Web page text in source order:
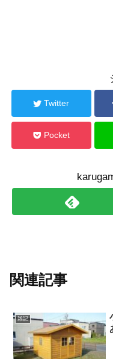
Twitter
Pocket
関連記事
雑記